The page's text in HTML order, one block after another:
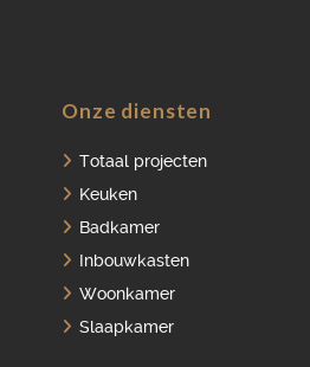
Onze diensten
Totaal projecten
Keuken
Badkamer
Inbouwkasten
Woonkamer
Slaapkamer